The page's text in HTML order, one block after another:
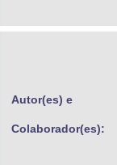
Autor(es) e
Colaborador(es):